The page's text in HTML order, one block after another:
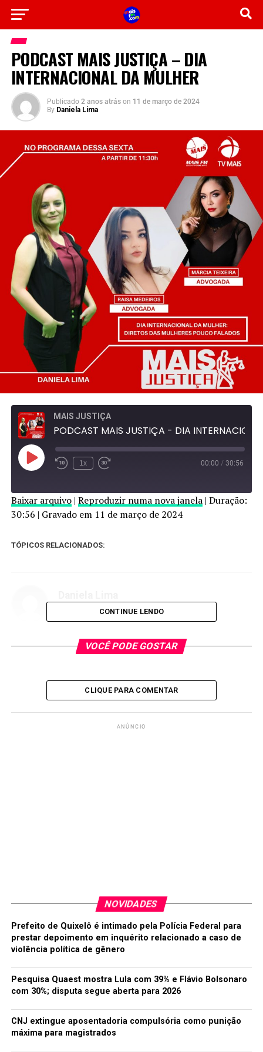
PODCAST MAIS JUSTIÇA – DIA
INTERNACIONAL DA MULHER
Publicado 2 anos atrás on 11 de março de 2024
By Daniela Lima
MAIS JUSTIÇA
Reproduzir
episódio
1x 00:00 / 30:56
Baixar arquivo| Reproduzir numa nova janela| Duração:
30:56 | Gravado em 11 de março de 2024
TÓPICOS RELACIONADOS:
CONTINUE LENDO
VOCÊ PODE GOSTAR
CLIQUE PARA COMENTAR
ANÚNCIO
NOVIDADES
Prefeito de Quixelô é intimado pela Polícia Federal para
prestar depoimento em inquérito relacionado a caso de
violência política de gênero
Pesquisa Quaest mostra Lula com 39% e Flávio Bolsonaro
com 30%; disputa segue aberta para 2026
CNJ extingue aposentadoria compulsória como punição
máxima para magistrados